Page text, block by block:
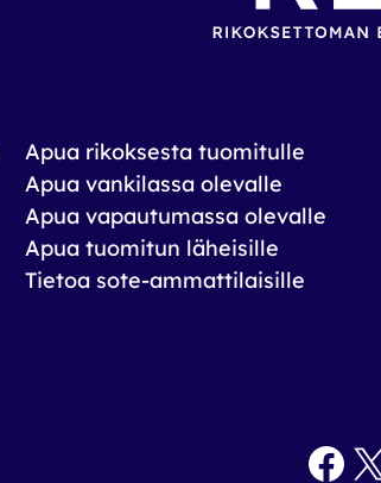
Apua rikoksesta tuomitulle
Apua vankilassa olevalle
Apua vapautumassa olevalle
Apua tuomitun läheisille
Tietoa sote-ammattilaisille
X